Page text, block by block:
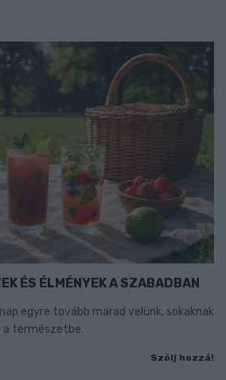
ÉS ÉLMÉNYEK A SZABADBAN
egyre tovább marad velünk, sokaknak
a természetbe.
Szólj hozzá!